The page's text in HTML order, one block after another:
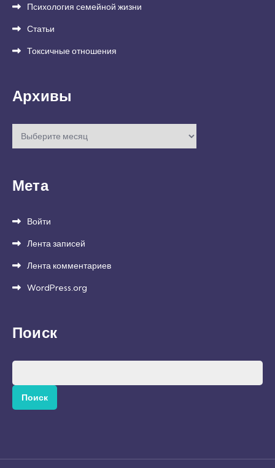
Психология семейной жизни
Статьи
Токсичные отношения
Архивы
Архивы
Мета
Войти
Лента записей
Лента комментариев
WordPress.org
Поиск